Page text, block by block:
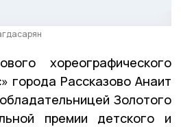
хореографического
города Рассказово Анаит
Золотого
премии детского и